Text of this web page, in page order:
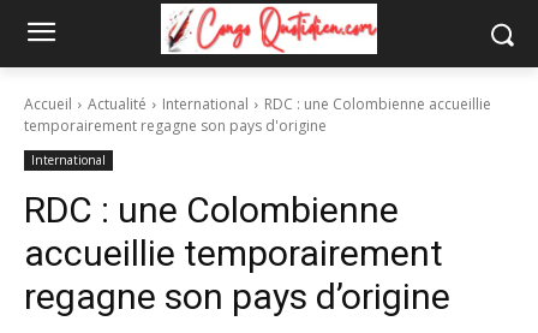
Accueil Actualité International
RDC : une Colombienne accueillie
temporairement regagne son pays d'origine
International
RDC : une Colombienne
accueillie temporairement
regagne son pays d’origine